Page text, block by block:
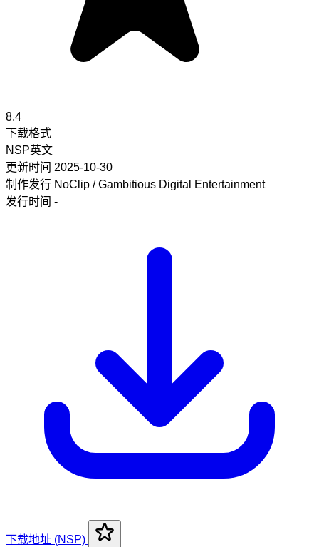
8.4
下载格式
NSP英文
更新时间 2025-10-30
制作发行 NoClip / Gambitious Digital Entertainment
发行时间 -
下载地址 (NSP)